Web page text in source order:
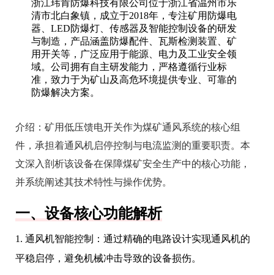
浙江玮肯防爆科技有限公司位于浙江省温州市乐
清市北白象镇，成立于2018年，专注矿用防爆电
器、LED防爆灯、传感器及智能控制设备的研发
与制造，产品涵盖防爆配件、瓦斯检测装置、矿
用开关等，广泛应用于能源、电力及工业安全领
域。公司拥有自主研发能力，严格遵循行业标
准，致力于为矿山及高危环境提供专业、可靠的
防爆解决方案。
介绍： 矿用低压馈电开关作为煤矿通风系统的核心组
件，承担着通风机启停控制与电流监测的重要职责。本
文深入剖析该设备在保障煤矿安全生产中的核心功能，
并系统阐述其技术特性与操作优势。
一、设备核心功能解析
1. 通风机智能控制：通过精确的电路设计实现通风机的
平稳启停，避免机械冲击导致的设备损伤。